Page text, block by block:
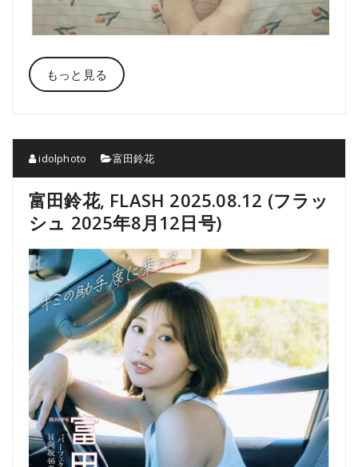
もっと見る
idolphoto 富田鈴花
富田鈴花, FLASH 2025.08.12 (フラッ
シュ 2025年8月12日号)